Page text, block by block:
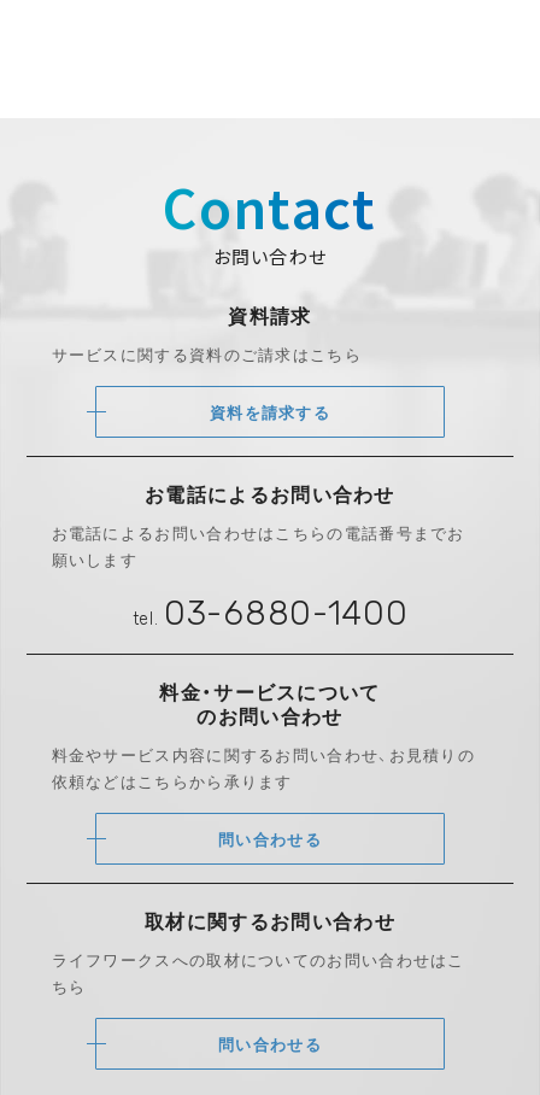
Contact
お問い合わせ
資料請求
サービスに関する資料のご請求はこちら
資料を請求する
お電話によるお問い合わせ
お電話によるお問い合わせは こちらの電話番号までお
願いします
tel. 03-6880-1400
料金・サービスについて
のお問い合わせ
料金やサービス内容に関するお問い合わせ、 お見積りの
依頼などはこちらから承ります
問い合わせる
取材に関するお問い合わせ
ライフワークスへの取材についてのお問い合わせはこ
ちら
問い合わせる